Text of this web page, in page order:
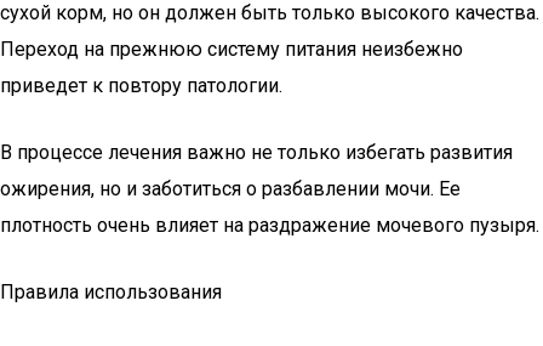
сухой корм, но он должен быть только высокого качества.
Переход на прежнюю систему питания неизбежно
приведет к повтору патологии.
В процессе лечения важно не только избегать развития
ожирения, но и заботиться о разбавлении мочи. Ее
плотность очень влияет на раздражение мочевого пузыря.
Правила использования